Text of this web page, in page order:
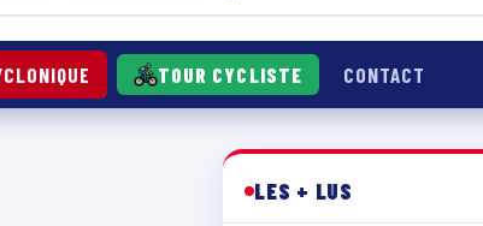
TOUR CYCLISTE CONTACT
LES + LUS